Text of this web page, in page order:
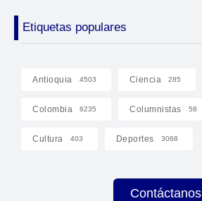
Etiquetas populares
Antioquia 4503 Ciencia 285
Colombia 6235 Columnistas 58
Cultura 403 Deportes 3068
Contáctanos